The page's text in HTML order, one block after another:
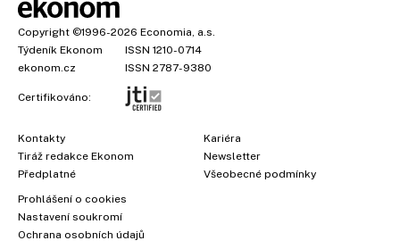
Copyright ©1996-2026 Economia, a.s.
Týdeník Ekonom
ISSN 1210-0714
ekonom.cz
ISSN 2787-9380
Certifikováno:
Kontakty
Tiráž redakce Ekonom
Předplatné
Kariéra
Newsletter
Všeobecné podmínky
Prohlášení o cookies
Nastavení soukromí
Ochrana osobních údajů